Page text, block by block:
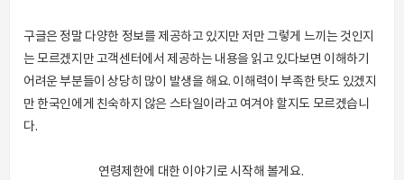
구글은 정말 다양한 정보를 제공하고 있지만 저만 그렇게 느끼는 것인지
는 모르겠지만 고객센터에서 제공하는 내용을 읽고 있다보면 이해하기
어려운 부분들이 상당히 많이 발생을 해요. 이해력이 부족한 탓도 있겠지
만 한국인에게 친숙하지 않은 스타일이라고 여겨야 할지도 모르겠습니
다.
연령제한에 대한 이야기로 시작해 볼게요.